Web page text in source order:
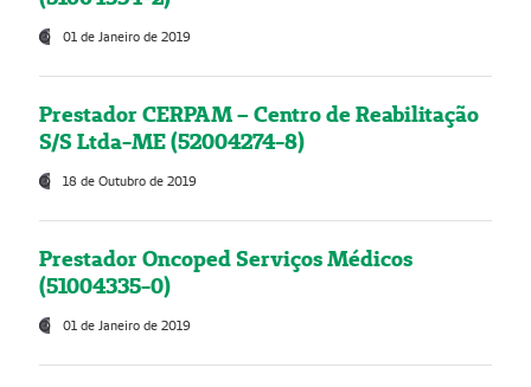
01 de Janeiro de 2019
Prestador CERPAM – Centro de Reabilitação
S/S Ltda-ME (52004274-8)
18 de Outubro de 2019
Prestador Oncoped Serviços Médicos
(51004335-0)
01 de Janeiro de 2019